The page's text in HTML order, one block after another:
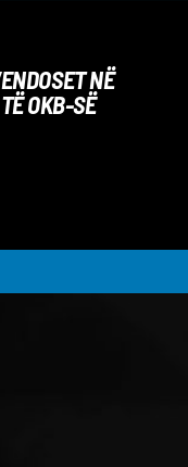
NË
OKB-SË